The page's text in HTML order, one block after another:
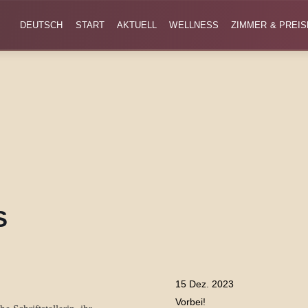
DEUTSCH START AKTUELL WELLNESS ZIMMER &
15 Dez. 2023
Vorbei!